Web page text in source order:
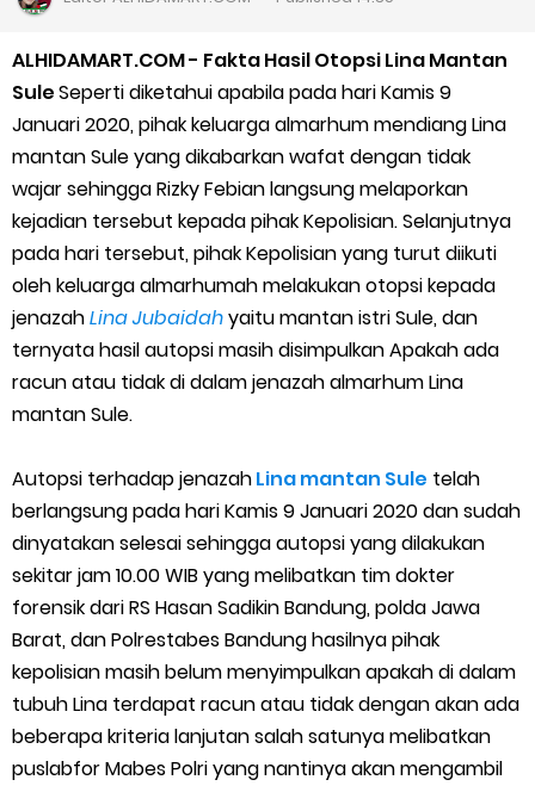
Apa itu Grab Saap? Layanan Antri Online Terbaru Dari Grab
Cara Jitu Mendapat Voucher Gojek Gratis
Cara Ping DNS Server Gojek Gopartner
Cara Mudah Melihat Nomor Shopeepay Sendiri dan Orang Lain
7 Cara Mudah Top Up Grab untuk Driver
5 Versi Map Paling Gacor Untuk Ojek Online
Penyebab dan Cara Memulihkan Akun Gojek Dibekukan
Cara Menghitung Penghasilan Grab Sesuai dengan Orderan
Cara Menggunakan Paket Telkomsel Mitra Gojek
5 Cara Top Up InDriver dengan Mudah
5 Biaya Potongan Shopee Food yang Perlu Kamu Ketahui
10 Cara Jitu Autobid Untuk Lala Motor dan Mobil 2023
Batas Saldo Untuk Akun Gopay Biasa dan Upgrade
ALHIDAMART.COM - Fakta Hasil Otopsi Lina Mantan
SuleSeperti diketahui apabila pada hari Kamis 9
Januari 2020, pihak keluarga almarhum mendiang Lina
mantan Sule yang dikabarkan wafat dengan tidak
wajar sehingga Rizky Febian langsung melaporkan
kejadian tersebut kepada pihak Kepolisian. Selanjutnya
pada hari tersebut, pihak Kepolisian yang turut diikuti
oleh keluarga almarhumah melakukan otopsi kepada
jenazahLina Jubaidahyaitu mantan istri Sule, dan
ternyata hasil autopsi masih disimpulkan Apakah ada
racun atau tidak di dalam jenazah almarhum Lina
mantan Sule.
Autopsi terhadap jenazahLina mantan Sule telah
berlangsung pada hari Kamis 9 Januari 2020 dan sudah
dinyatakan selesai sehingga autopsi yang dilakukan
sekitar jam 10.00 WIB yang melibatkan tim dokter
forensik dari RS Hasan Sadikin Bandung, polda Jawa
Barat, dan Polrestabes Bandung hasilnya pihak
kepolisian masih belum menyimpulkan apakah di dalam
tubuh Lina terdapat racun atau tidak dengan akan ada
beberapa kriteria lanjutan salah satunya melibatkan
puslabfor Mabes Polri yang nantinya akan mengambil